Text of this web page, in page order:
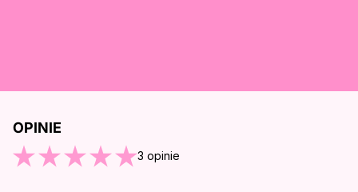
KOŃCA OPINII
OPINIE
3 opinie